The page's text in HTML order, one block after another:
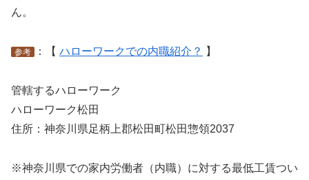
ん。
参考 ：【 ハローワークでの内職紹介？ 】
管轄するハローワーク
ハローワーク松田
住所：神奈川県足柄上郡松田町松田惣領2037
※神奈川県での家内労働者（内職）に対する最低工賃つい